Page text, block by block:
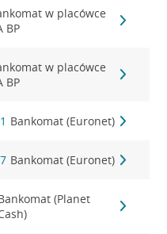
w placówce
BP
w placówce
BP
Bankomat (Euronet)
Bankomat (Euronet)
(Planet